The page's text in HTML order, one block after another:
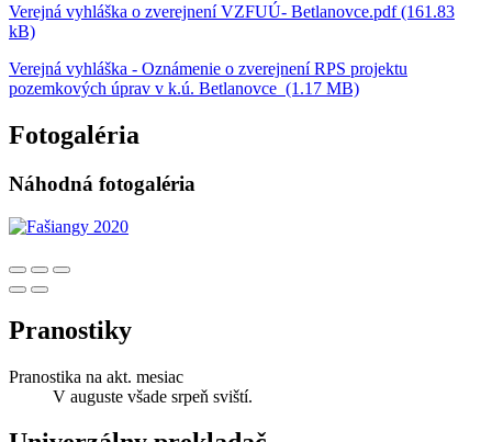
Verejná vyhláška o zverejnení VZFUÚ- Betlanovce.pdf (161.83
kB)
Verejná vyhláška - Oznámenie o zverejnení RPS projektu
pozemkových úprav v k.ú. Betlanovce (1.17 MB)
Fotogaléria
Náhodná fotogaléria
Pranostiky
Pranostika na akt. mesiac
V auguste všade srpeň sviští.